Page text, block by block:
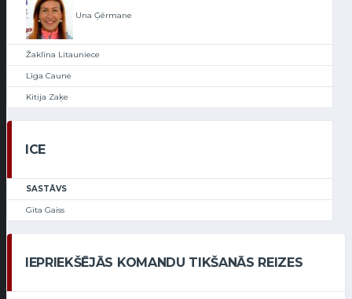
Una Ģērmane
Žaklīna Litauniece
Līga Caune
Kitija Zaķe
ICE
SASTĀVS
Gita Gaiss
IEPRIEKŠĒJĀS KOMANDU TIKŠANĀS REIZES